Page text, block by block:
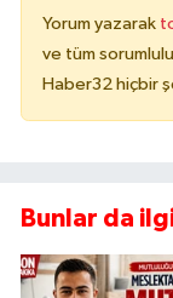
Yorum yazarak
ve tüm
Haber32 hiçbir
Bunlar da